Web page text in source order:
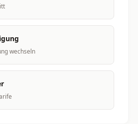
wechseln